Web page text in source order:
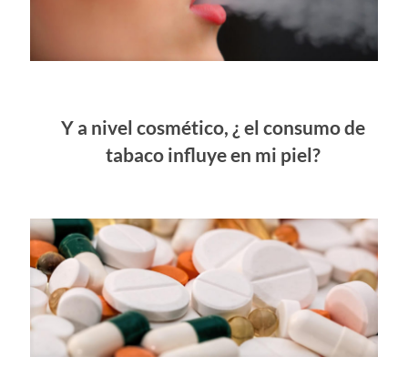
Y a nivel cosmético, ¿ el consumo de
tabaco influye en mi piel?